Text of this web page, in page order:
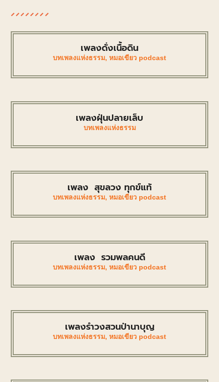
เพลงดั่งเนื้อดิน
บทเพลงแห่งธรรม, หมอเขียว podcast
เพลงฝุ่นปลายเล็บ
บทเพลงแห่งธรรม
เพลง สุขลวง ทุกข์แท้
บทเพลงแห่งธรรม, หมอเขียว podcast
เพลง รวมพลคนดี
บทเพลงแห่งธรรม, หมอเขียว podcast
เพลงรำวงสวนป่านาบุญ
บทเพลงแห่งธรรม, หมอเขียว podcast